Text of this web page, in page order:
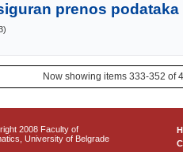
prenos
)
Now showing items 333-352 of
2008 Faculty of
University of Belgrade